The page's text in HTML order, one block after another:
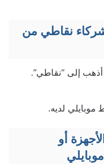
شركاء نقاطي من
إلى “نقاطي”.
موبايلي لديه.
أو